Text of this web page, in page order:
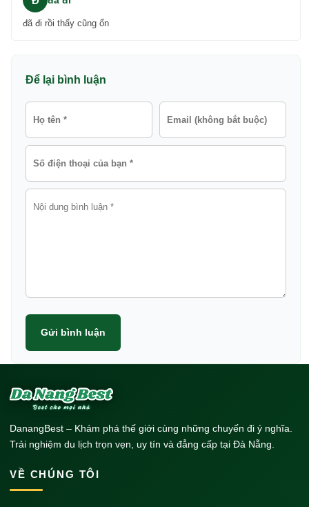
đã đi rồi thấy cũng ổn
Để lại bình luận
Gửi bình luận
DanangBest – Khám phá thế giới cùng những chuyến đi ý nghĩa.
Trải nghiệm du lịch trọn vẹn, uy tín và đẳng cấp tại Đà Nẵng.
VỀ CHÚNG TÔI